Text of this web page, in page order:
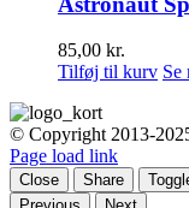
85,00 kr.
Tilføj til kurv Se
© Copyright 2013-
Page load link
Close Share